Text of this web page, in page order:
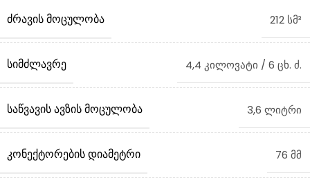
ᲫᲠᲐᲕᲘᲡ ᲛᲝᲪᲣᲚᲝᲑᲐ 212 სმ³
ᲡᲘᲛᲫᲚᲐᲕᲠᲔ 4,4 კილოვატი / 6 ცხ. ძ.
ᲡᲐᲬᲕᲐᲕᲘᲡ ᲐᲕᲖᲘᲡ ᲛᲝᲪᲣᲚᲝᲑᲐ 3,6 ლიტრი
ᲙᲝᲜᲔᲥᲢᲝᲠᲔᲑᲘᲡ ᲓᲘᲐᲛᲔᲢᲠᲘ 76 მმ